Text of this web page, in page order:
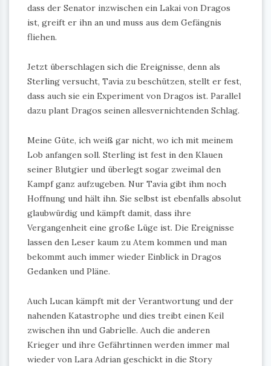
dass der Senator inzwischen ein Lakai von Dragos
ist, greift er ihn an und muss aus dem Gefängnis
fliehen.
Jetzt überschlagen sich die Ereignisse, denn als
Sterling versucht, Tavia zu beschützen, stellt er fest,
dass auch sie ein Experiment von Dragos ist. Parallel
dazu plant Dragos seinen allesvernichtenden Schlag.
Meine Güte, ich weiß gar nicht, wo ich mit meinem
Lob anfangen soll. Sterling ist fest in den Klauen
seiner Blutgier und überlegt sogar zweimal den
Kampf ganz aufzugeben. Nur Tavia gibt ihm noch
Hoffnung und hält ihn. Sie selbst ist ebenfalls absolut
glaubwürdig und kämpft damit, dass ihre
Vergangenheit eine große Lüge ist. Die Ereignisse
lassen den Leser kaum zu Atem kommen und man
bekommt auch immer wieder Einblick in Dragos
Gedanken und Pläne.
Auch Lucan kämpft mit der Verantwortung und der
nahenden Katastrophe und dies treibt einen Keil
zwischen ihn und Gabrielle. Auch die anderen
Krieger und ihre Gefährtinnen werden immer mal
wieder von Lara Adrian geschickt in die Story